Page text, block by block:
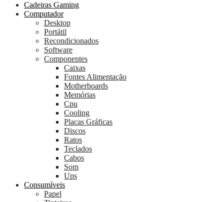
Cadeiras Gaming
Computador
Desktop
Portátil
Recondicionados
Software
Componentes
Caixas
Fontes Alimentação
Motherboards
Memórias
Cpu
Cooling
Placas Gráficas
Discos
Ratos
Teclados
Cabos
Som
Ups
Consumíveis
Papel